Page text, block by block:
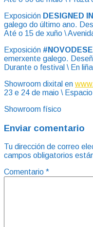
Exposición DESIGNED
galego do último ano.
Até o 15 de xuño \
Exposición
emerxente galego.
Durante o festival \ En liña
Showroom dixital en
23 e 24 de maio \
Showroom físico
Enviar comentario
Tu dirección de correo
campos obligatorios
Comentario *